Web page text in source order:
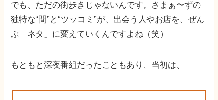
でも、ただの街歩きじゃないんです。さまぁ〜ずの
独特な“間”と“ツッコミ”が、出会う人やお店を、ぜん
ぶ「ネタ」に変えていくんですよね（笑）
もともと深夜番組だったこともあり、当初は、